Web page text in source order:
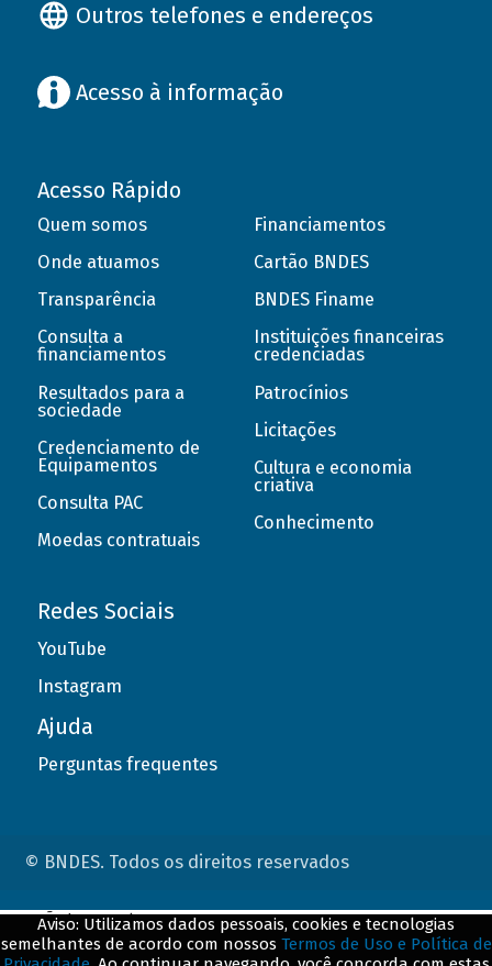
Outros telefones e endereços
Acesso à informação
Acesso Rápido
Quem somos
Onde atuamos
Transparência
Consulta a
financiamentos
Resultados para a
sociedade
Credenciamento de
Equipamentos
Consulta PAC
Moedas contratuais
Financiamentos
Cartão BNDES
BNDES Finame
Instituições financeiras
credenciadas
Patrocínios
Licitações
Cultura e economia
criativa
Conhecimento
Redes Sociais
YouTube
Instagram
Ajuda
Perguntas frequentes
© BNDES. Todos os direitos reservados
Aviso: Utilizamos dados pessoais, cookies e tecnologias
semelhantes de acordo com nossos Termos de Uso e Política de
ConteÃºdo complementar
${title}${badge}